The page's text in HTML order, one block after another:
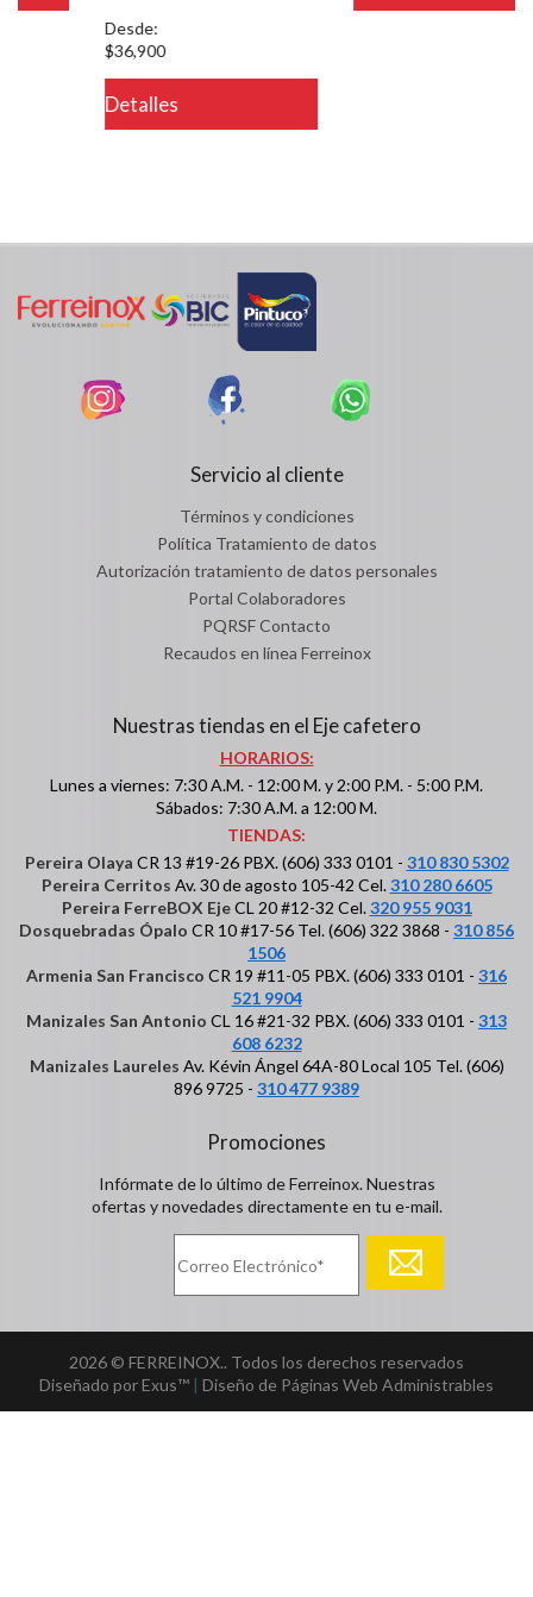
Detalles
Servicio al cliente
Términos y condiciones
Política Tratamiento de datos
Autorización tratamiento de datos personales
Portal Colaboradores
PQRSF Contacto
Recaudos en línea Ferreinox
Nuestras tiendas en el Eje cafetero
HORARIOS:
Lunes a viernes: 7:30 A.M. - 12:00 M. y 2:00 P.M. - 5:00 P.M.
Sábados: 7:30 A.M. a 12:00 M.
TIENDAS:
Pereira Olaya CR 13 #19-26 PBX. (606) 333 0101 - 310 830 5302
Pereira Cerritos Av. 30 de agosto 105-42 Cel.310 280 6605
Pereira FerreBOX EjeCL 20 #12-32 Cel.320 955 9031
Dosquebradas Ópalo CR 10 #17-56 Tel. (606) 322 3868 - 310 856
1506
Armenia San Francisco CR 19 #11-05 PBX. (606) 333 0101 - 316
521 9904
Manizales San Antonio CL 16 #21-32 PBX. (606) 333 0101 - 313
608 6232
Manizales Laureles Av. Kévin Ángel 64A-80 Local 105 Tel. (606)
896 9725 - 310 477 9389
Promociones
Infórmate de lo último de Ferreinox. Nuestras
ofertas y novedades directamente en tu e-mail.
2026 © FERREINOX.. Todos los derechos reservados
Diseñado por Exus™ | Diseño de Páginas Web Administrables